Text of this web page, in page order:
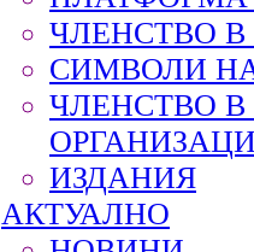
ЧЛЕНСТВО В
СИМВОЛИ
ЧЛЕНСТВО
ИЗДАНИЯ
АКТУАЛНО